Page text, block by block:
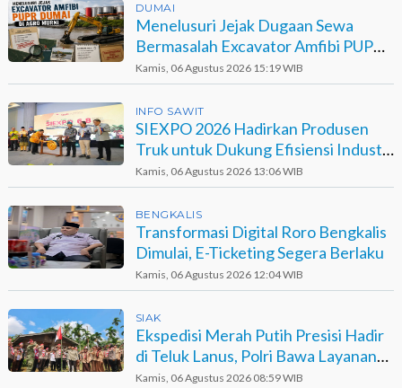
DUMAI
Menelusuri Jejak Dugaan Sewa
Bermasalah Excavator Amfibi PUPR
Dumai di Agro Murni
Kamis, 06 Agustus 2026 15:19 WIB
INFO SAWIT
SIEXPO 2026 Hadirkan Produsen
Truk untuk Dukung Efisiensi Industri
Sawit
Kamis, 06 Agustus 2026 13:06 WIB
BENGKALIS
Transformasi Digital Roro Bengkalis
Dimulai, E-Ticketing Segera Berlaku
Kamis, 06 Agustus 2026 12:04 WIB
SIAK
Ekspedisi Merah Putih Presisi Hadir
di Teluk Lanus, Polri Bawa Layanan
dan Harapan
Kamis, 06 Agustus 2026 08:59 WIB